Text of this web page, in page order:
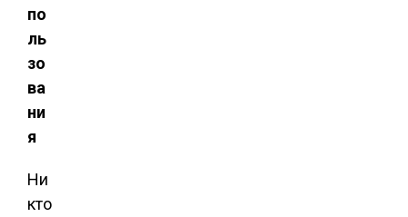
по
ль
зо
ва
ни
я
Ни
кто